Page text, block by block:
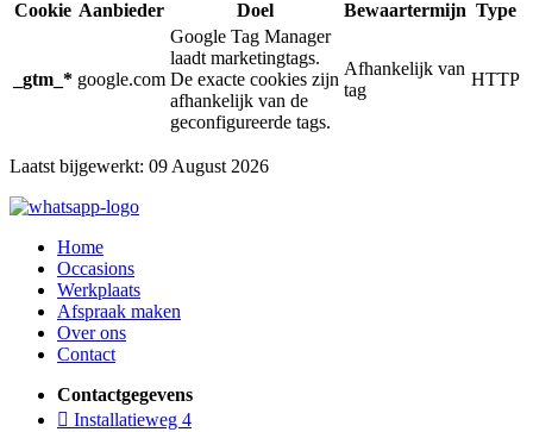
Cookie Aanbieder Doel Bewaartermijn Type
_gtm_* google.com
Google Tag Manager
laadt marketingtags.
De exacte cookies zijn
afhankelijk van de
geconfigureerde tags.
Afhankelijk van
tag
HTTP
Laatst bijgewerkt: 09 August 2026
Home
Occasions
Werkplaats
Afspraak maken
Over ons
Contact
Contactgegevens
Installatieweg 4